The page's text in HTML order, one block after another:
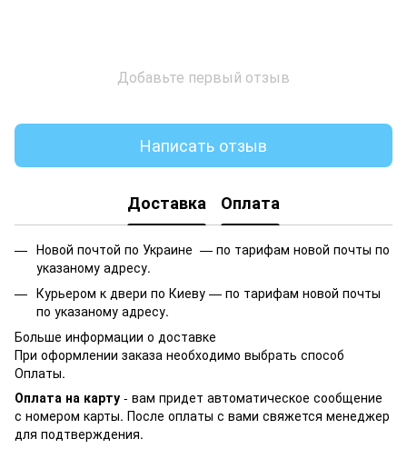
Добавьте первый отзыв
Написать отзыв
Доставка Оплата
Новой почтой по Украине — по тарифам новой почты по
указаному адресу.
Курьером к двери по Киеву — по тарифам новой почты
по указаному адресу.
Больше информации о доставке
При оформлении заказа необходимо выбрать способ
Оплаты.
Оплата на карту - вам придет автоматическое сообщение
с номером карты. После оплаты с вами свяжется менеджер
для подтверждения.